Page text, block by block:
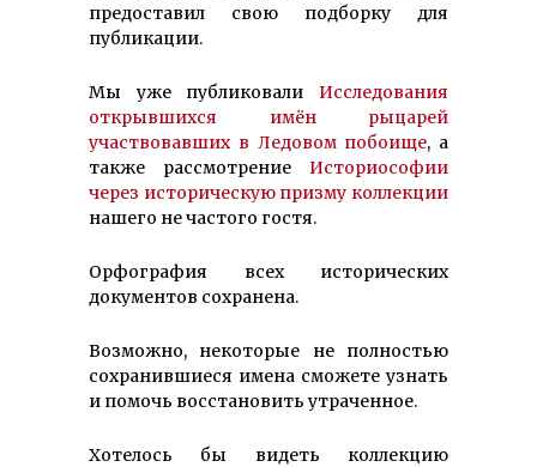
предоставил свою подборку для
публикации.
Мы уже публиковали Исследования
открывшихся имён рыцарей
участвовавших в Ледовом побоище, а
также рассмотрение Историософии
через историческую призму коллекции
нашего не частого гостя.
Орфография всех исторических
документов сохранена.
Возможно, некоторые не полностью
сохранившиеся имена сможете узнать
и помочь восстановить утраченное.
Хотелось бы видеть коллекцию